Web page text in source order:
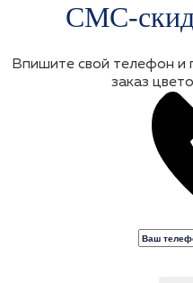
СМС-
Впишите свой телефон и
заказ